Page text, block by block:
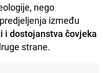
nego
između
i dostojanstva čovjeka
strane.